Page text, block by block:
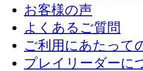
お客様の声
よくあるご質問
ご利用にあたって
プレイリーダーに